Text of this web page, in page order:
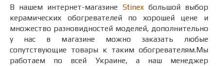
В нашем интернет-магазине Stinexбольшой выбор
керамических обогревателей по хорошей цене и
множество разновидностей моделей, дополнительно
у нас в магазине можно заказать любые
сопутствующие товары к таким обогревателям.Мы
работаем по всей Украине, а наш менеджер